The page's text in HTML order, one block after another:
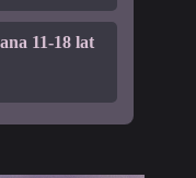
11-18 lat